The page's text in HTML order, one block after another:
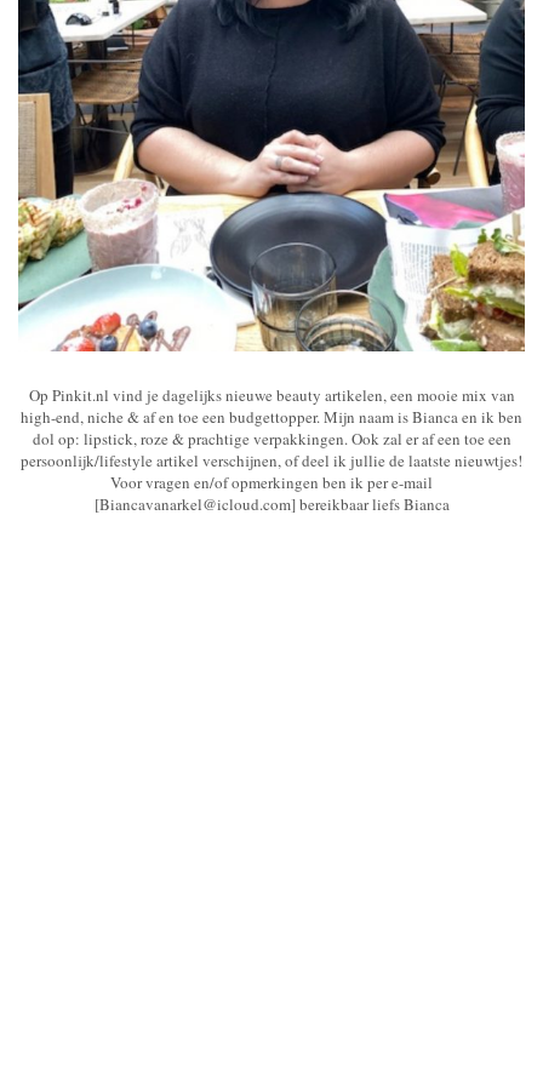
Op Pinkit.nl vind je dagelijks nieuwe beauty artikelen, een mooie mix van
high-end, niche & af en toe een budgettopper. Mijn naam is Bianca en ik ben
dol op: lipstick, roze & prachtige verpakkingen. Ook zal er af een toe een
persoonlijk/lifestyle artikel verschijnen, of deel ik jullie de laatste nieuwtjes!
Voor vragen en/of opmerkingen ben ik per e-mail
[Biancavanarkel@icloud.com] bereikbaar liefs Bianca